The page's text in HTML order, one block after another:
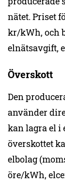
nätet. Priset
kr/kWh, och
elnätsavgift,
Överskott
Den
använder
kan lagra el i
överskottet
elbolag
öre/kWh,